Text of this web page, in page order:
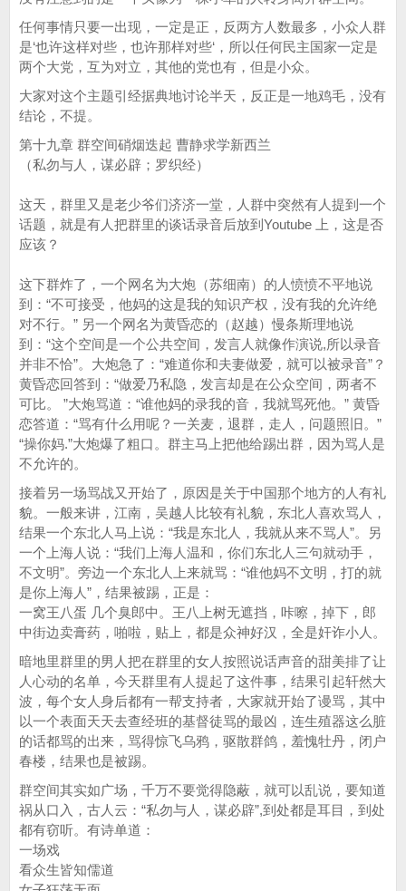
任何事情只要一出现，一定是正，反两方人数最多，小众人群
是‘也许这样对些，也许那样对些‘，所以任何民主国家一定是
两个大党，互为对立，其他的党也有，但是小众。
大家对这个主题引经据典地讨论半天，反正是一地鸡毛，没有
结论，不提。
第十九章 群空间硝烟迭起 曹静求学新西兰
（私勿与人，谋必辟；罗织经）
这天，群里又是老少爷们济济一堂，人群中突然有人提到一个
话题，就是有人把群里的谈话录音后放到Youtube 上，这是否
应该？
这下群炸了，一个网名为大炮（苏细南）的人愤愤不平地说
到：“不可接受，他妈的这是我的知识产权，没有我的允许绝
对不行。” 另一个网名为黄昏恋的（赵越）慢条斯理地说
到：“这个空间是一个公共空间，发言人就像作演说,所以录音
并非不恰”。大炮急了：“难道你和夫妻做爱，就可以被录音”？
黄昏恋回答到：“做爱乃私隐，发言却是在公众空间，两者不
可比。 ”大炮骂道：“谁他妈的录我的音，我就骂死他。” 黄昏
恋答道：“骂有什么用呢？一关麦，退群，走人，问题照旧。”
“操你妈.”大炮爆了粗口。群主马上把他给踢出群，因为骂人是
不允许的。
接着另一场骂战又开始了，原因是关于中国那个地方的人有礼
貌。一般来讲，江南，吴越人比较有礼貌，东北人喜欢骂人，
结果一个东北人马上说：“我是东北人，我就从来不骂人”。另
一个上海人说：“我们上海人温和，你们东北人三句就动手，
不文明”。旁边一个东北人上来就骂：“谁他妈不文明，打的就
是你上海人”，结果被踢，正是：
一窝王八蛋 几个臭郎中。王八上树无遮挡，咔嚓，掉下，郎
中街边卖膏药，啪啦，贴上，都是众神好汉，全是奸诈小人。
暗地里群里的男人把在群里的女人按照说话声音的甜美排了让
人心动的名单，今天群里有人提起了这件事，结果引起轩然大
波，每个女人身后都有一帮支持者，大家就开始了谩骂，其中
以一个表面天天去查经班的基督徒骂的最凶，连生殖器这么脏
的话都骂的出来，骂得惊飞乌鸦，驱散群鸽，羞愧牡丹，闭户
春楼，结果也是被踢。
群空间其实如广场，千万不要觉得隐蔽，就可以乱说，要知道
祸从口入，古人云：“私勿与人，谋必辟”,到处都是耳目，到处
都有窃听。有诗单道：
一场戏
看众生皆知儒道